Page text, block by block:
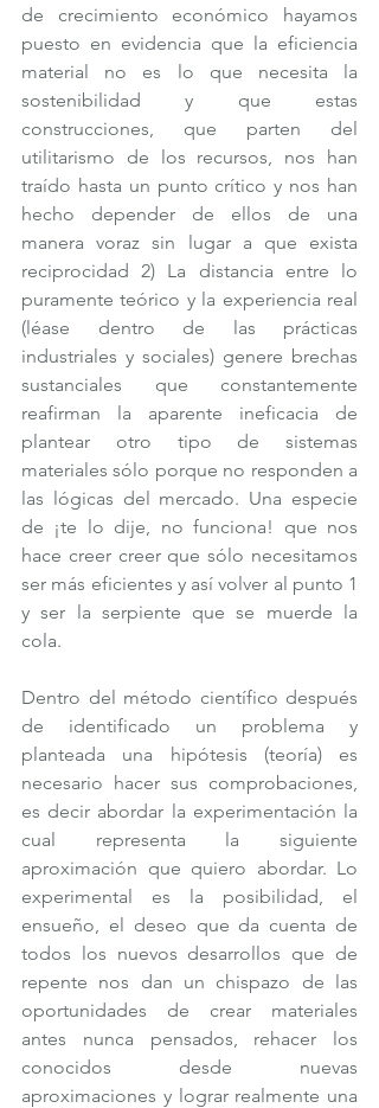
de crecimiento económico hayamos
puesto en evidencia que la eficiencia
material no es lo que necesita la
sostenibilidad y que estas
construcciones, que parten del
utilitarismo de los recursos, nos han
traído hasta un punto crítico y nos han
hecho depender de ellos de una
manera voraz sin lugar a que exista
reciprocidad 2) La distancia entre lo
puramente teórico y la experiencia real
(léase dentro de las prácticas
industriales y sociales) genere brechas
sustanciales que constantemente
reafirman la aparente ineficacia de
plantear otro tipo de sistemas
materiales sólo porque no responden a
las lógicas del mercado. Una especie
de ¡te lo dije, no funciona! que nos
hace creer creer que sólo necesitamos
ser más eficientes y así volver al punto 1
y ser la serpiente que se muerde la
cola.
Dentro del método científico después
de identificado un problema y
planteada una hipótesis (teoría) es
necesario hacer sus comprobaciones,
es decir abordar la experimentación la
cual representa la siguiente
aproximación que quiero abordar. Lo
experimental es la posibilidad, el
ensueño, el deseo que da cuenta de
todos los nuevos desarrollos que de
repente nos dan un chispazo de las
oportunidades de crear materiales
antes nunca pensados, rehacer los
conocidos desde nuevas
aproximaciones y lograr realmente una